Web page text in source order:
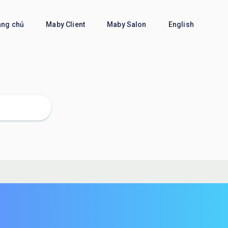
chủ Maby Client Maby Salon English